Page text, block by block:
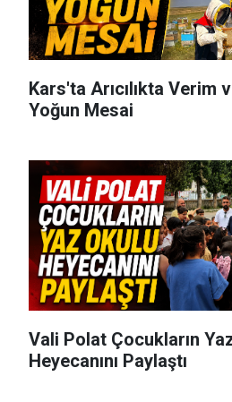
Kars'ta Arıcılıkta Verim
Yoğun Mesai
Vali Polat Çocukların
Heyecanını Paylaştı